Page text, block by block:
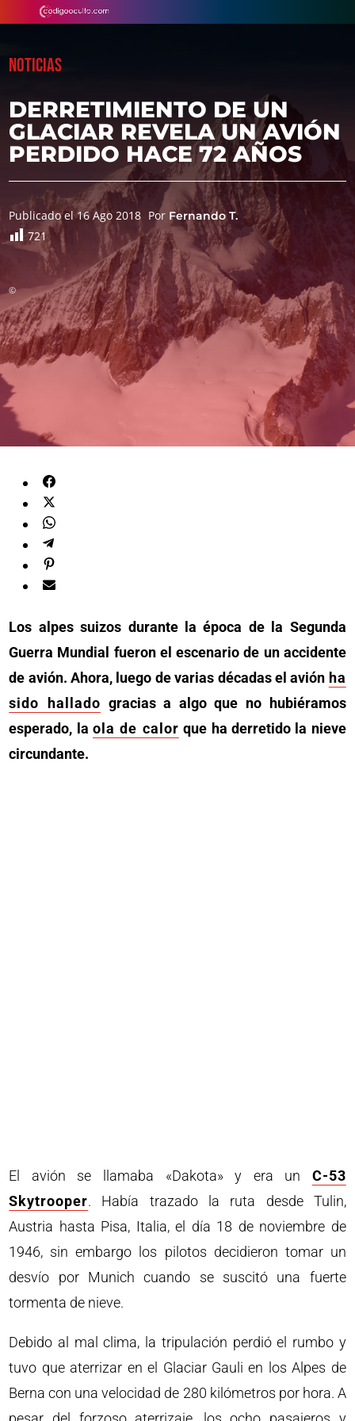
NOTICIAS
DERRETIMIENTO DE UN
GLACIAR REVELA UN AVIÓN
PERDIDO HACE 72 AÑOS
Publicado el 16 Ago 2018 Por Fernando T.
721
©
Los alpes suizos durante la época de la Segunda
Guerra Mundial fueron el escenario de un accidente
de avión. Ahora, luego de varias décadas el avión ha
sido hallado gracias a algo que no hubiéramos
esperado, laola de calor que ha derretido la nieve
circundante.
El avión se llamaba «Dakota» y era un C-53
Skytrooper. Había trazado la ruta desde Tulin,
Austria hasta Pisa, Italia, el día 18 de noviembre de
1946, sin embargo los pilotos decidieron tomar un
desvío por Munich cuando se suscitó una fuerte
tormenta de nieve.
Debido al mal clima, la tripulación perdió el rumbo y
tuvo que aterrizar en el Glaciar Gauli en los Alpes de
Berna con una velocidad de 280 kilómetros por hora. A